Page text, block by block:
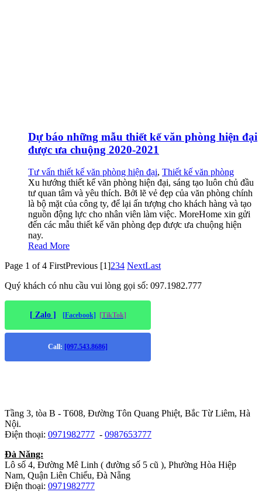
Dự báo những mẫu thiết kế văn phòng hiện đại
được ưa chuộng 2020-2021
Tư vấn thiết kế văn phòng hiện đại, Thiết kế văn phòng
Xu hướng thiết kế văn phòng hiện đại, sáng tạo luôn chủ đầu
tư quan tâm và yêu thích. Bởi lẽ vẻ đẹp của văn phòng chính
là bộ mặt của công ty, để lại ấn tượng cho khách hàng và tạo
nguồn động lực cho nhân viên làm việc. MoreHome xin gửi
đến các mẫu thiết kế văn phòng đẹp được ưa chuộng hiện
nay.
Read More
Page 1 of 4 FirstPrevious [1]234 NextLast
Quý khách có nhu cầu vui lòng gọi số: 097.1982.777
[ Zalo ] [Facebook] [TikTok]
Call: [097.543.8686]
Tầng 3, tòa B - T608, Đường Tôn Quang Phiệt, Bắc Từ Liêm, Hà
Nội.
Điện thoại: 0971982777 - 0987653777
Đà Năng:
Lô số 4, Đường Mê Linh ( đường số 5 cũ ), Phường Hòa Hiệp
Nam, Quận Liên Chiểu, Đà Nẵng
Điện thoại: 0971982777